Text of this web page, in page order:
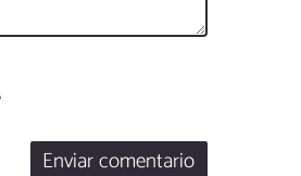
Enviar comentario